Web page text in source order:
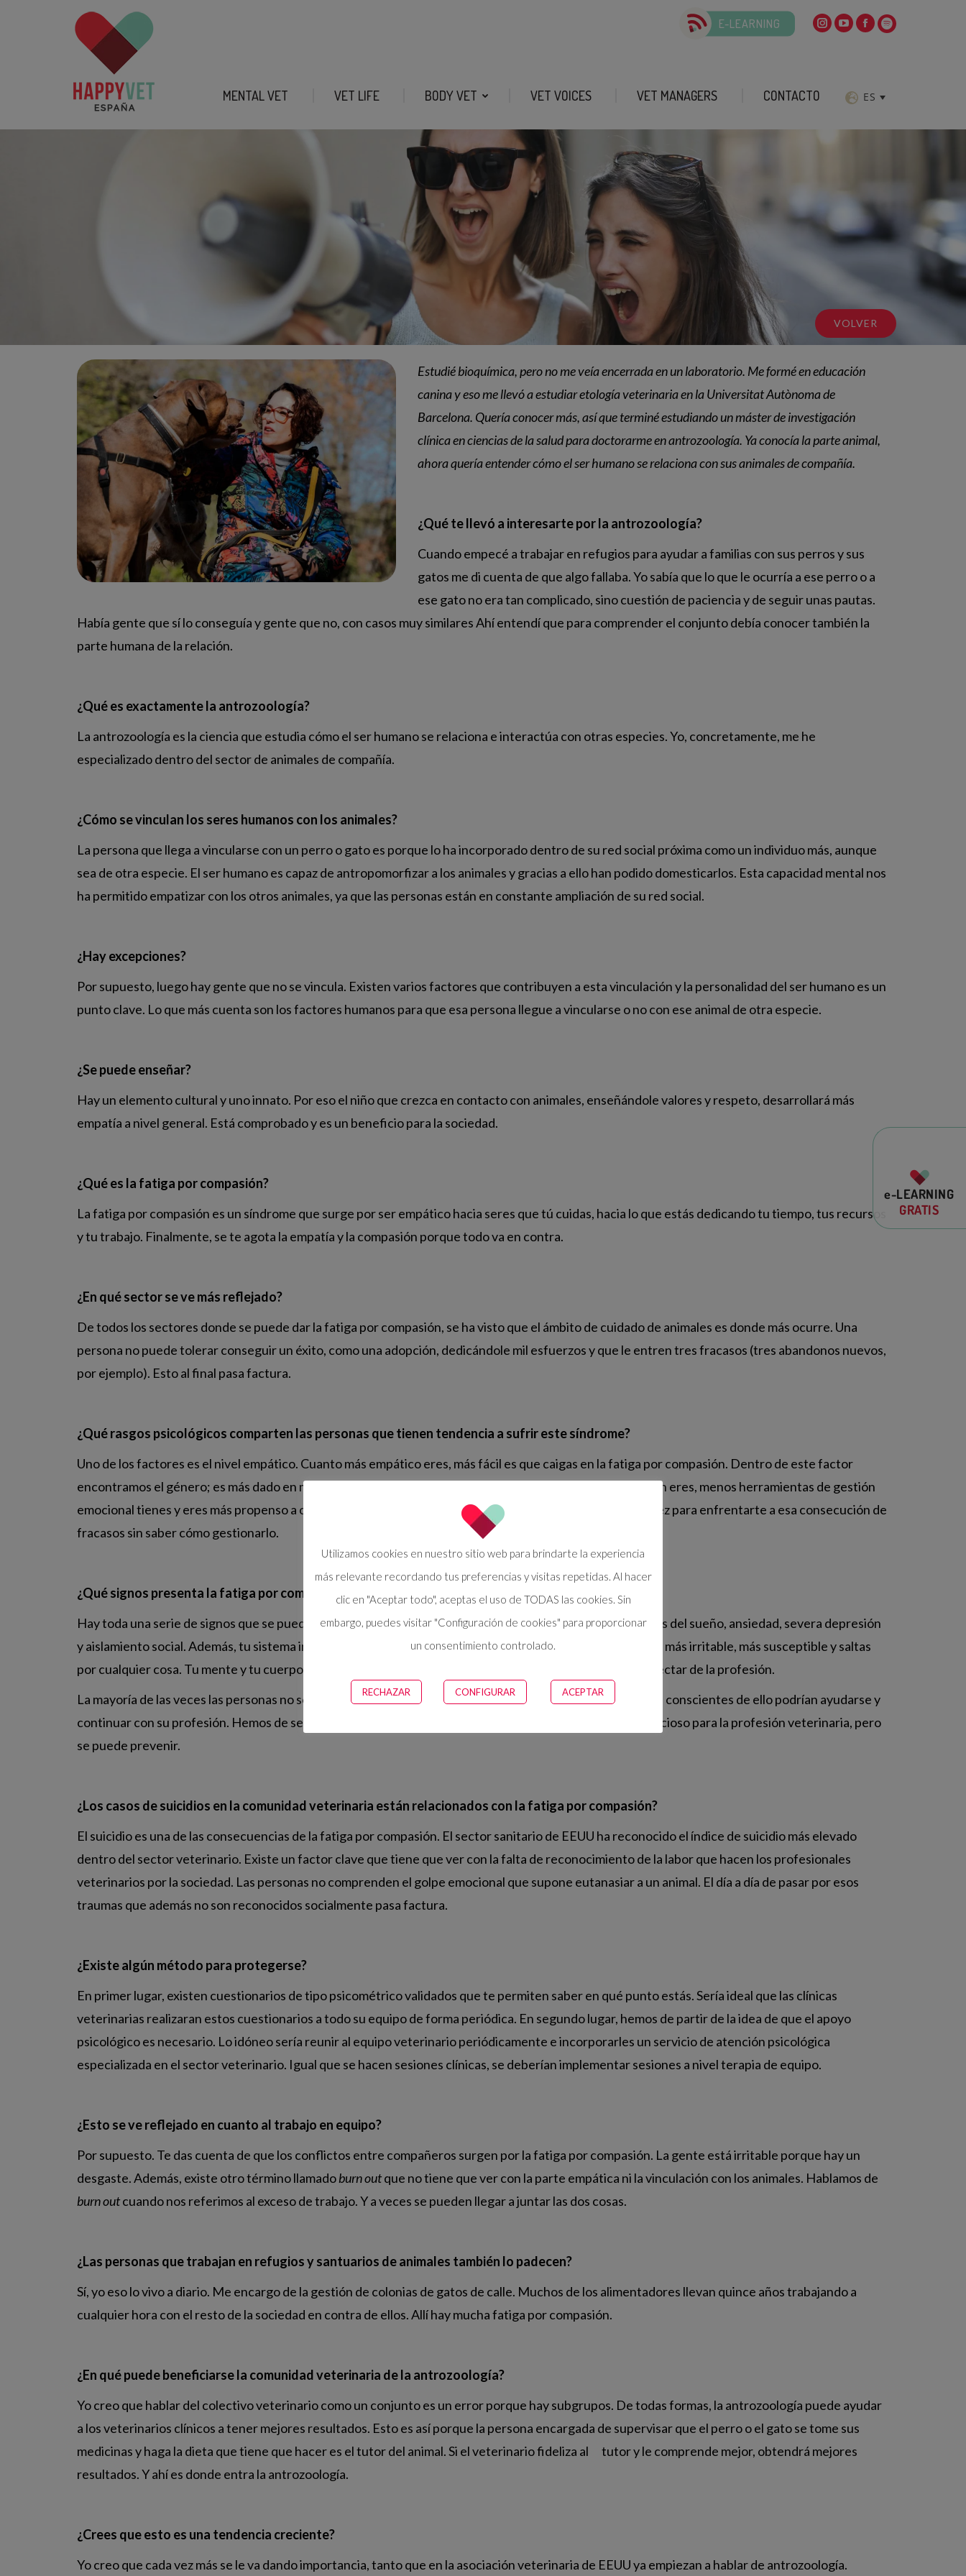
e-LEARNING
GRATIS
E-LEARNING
MENTAL VET VET LIFE BODY VET VET VOICES VET MANAGERS CONTACTO ES
VOLVER
Estudié bioquímica, pero no me veía encerrada en un laboratorio. Me formé en educación
canina y eso me llevó a estudiar etología veterinaria en la Universitat Autònoma de
Barcelona. Quería conocer más, así que terminé estudiando un máster de investigación
clínica en ciencias de la salud para doctorarme en antrozoología. Ya conocía la parte animal,
ahora quería entender cómo el ser humano se relaciona con sus animales de compañía.
¿Qué te llevó a interesarte por la antrozoología?
Cuando empecé a trabajar en refugios para ayudar a familias con sus perros y sus
gatos me di cuenta de que algo fallaba. Yo sabía que lo que le ocurría a ese perro o a
ese gato no era tan complicado, sino cuestión de paciencia y de seguir unas pautas.
Había gente que sí lo conseguía y gente que no, con casos muy similares Ahí entendí que para comprender el conjunto debía conocer también la
parte humana de la relación.
¿Qué es exactamente la antrozoología?
La antrozoología es la ciencia que estudia cómo el ser humano se relaciona e interactúa con otras especies. Yo, concretamente, me he
especializado dentro del sector de animales de compañía.
¿Cómo se vinculan los seres humanos con los animales?
La persona que llega a vincularse con un perro o gato es porque lo ha incorporado dentro de su red social próxima como un individuo más, aunque
sea de otra especie. El ser humano es capaz de antropomorfizar a los animales y gracias a ello han podido domesticarlos. Esta capacidad mental nos
ha permitido empatizar con los otros animales, ya que las personas están en constante ampliación de su red social.
¿Hay excepciones?
Por supuesto, luego hay gente que no se vincula. Existen varios factores que contribuyen a esta vinculación y la personalidad del ser humano es un
punto clave. Lo que más cuenta son los factores humanos para que esa persona llegue a vincularse o no con ese animal de otra especie.
¿Se puede enseñar?
Hay un elemento cultural y uno innato. Por eso el niño que crezca en contacto con animales, enseñándole valores y respeto, desarrollará más
empatía a nivel general. Está comprobado y es un beneficio para la sociedad.
¿Qué es la fatiga por compasión?
La fatiga por compasión es un síndrome que surge por ser empático hacia seres que tú cuidas, hacia lo que estás dedicando tu tiempo, tus recursos
y tu trabajo. Finalmente, se te agota la empatía y la compasión porque todo va en contra.
¿En qué sector se ve más reflejado?
De todos los sectores donde se puede dar la fatiga por compasión, se ha visto que el ámbito de cuidado de animales es donde más ocurre. Una
persona no puede tolerar conseguir un éxito, como una adopción, dedicándole mil esfuerzos y que le entren tres fracasos (tres abandonos nuevos,
por ejemplo). Esto al final pasa factura.
¿Qué rasgos psicológicos comparten las personas que tienen tendencia a sufrir este síndrome?
Uno de los factores es el nivel empático. Cuanto más empático eres, más fácil es que caigas en la fatiga por compasión. Dentro de este factor
encontramos el género; es más dado en mujeres que en hombres. Otro factor es la edad. Cuanto más joven eres, menos herramientas de gestión
emocional tienes y eres más propenso a caer en este síndrome. Simplemente se trata de la falta de madurez para enfrentarte a esa consecución de
fracasos sin saber cómo gestionarlo.
¿Qué signos presenta la fatiga por compasión?
Hay toda una serie de signos que se pueden dar a la vez o no. Los más básicos son la aparición de trastornos del sueño, ansiedad, severa depresión
y aislamiento social. Además, tu sistema inmune baja y te pones enfermo muy a menudo. También, te notas más irritable, más susceptible y saltas
por cualquier cosa. Tu mente y tu cuerpo expresan ese agotamiento emocional llegando incluso a desconectar de la profesión.
La mayoría de las veces las personas no son conscientes de que están pasando por ese síndrome. Si fueran conscientes de ello podrían ayudarse y
continuar con su profesión. Hemos de ser conscientes de que la fatiga por compasión es un enemigo silencioso para la profesión veterinaria, pero
se puede prevenir.
¿Los casos de suicidios en la comunidad veterinaria están relacionados con la fatiga por compasión?
El suicidio es una de las consecuencias de la fatiga por compasión. El sector sanitario de EEUU ha reconocido el índice de suicidio más elevado
dentro del sector veterinario. Existe un factor clave que tiene que ver con la falta de reconocimiento de la labor que hacen los profesionales
veterinarios por la sociedad. Las personas no comprenden el golpe emocional que supone eutanasiar a un animal. El día a día de pasar por esos
traumas que además no son reconocidos socialmente pasa factura.
¿Existe algún método para protegerse?
En primer lugar, existen cuestionarios de tipo psicométrico validados que te permiten saber en qué punto estás. Sería ideal que las clínicas
veterinarias realizaran estos cuestionarios a todo su equipo de forma periódica. En segundo lugar, hemos de partir de la idea de que el apoyo
psicológico es necesario. Lo idóneo sería reunir al equipo veterinario periódicamente e incorporarles un servicio de atención psicológica
especializada en el sector veterinario. Igual que se hacen sesiones clínicas, se deberían implementar sesiones a nivel terapia de equipo.
¿Esto se ve reflejado en cuanto al trabajo en equipo?
Por supuesto. Te das cuenta de que los conflictos entre compañeros surgen por la fatiga por compasión. La gente está irritable porque hay un
desgaste. Además, existe otro término llamadoburn outque no tiene que ver con la parte empática ni la vinculación con los animales. Hablamos de
burn outcuando nos referimos al exceso de trabajo. Y a veces se pueden llegar a juntar las dos cosas.
¿Las personas que trabajan en refugios y santuarios de animales también lo padecen?
Sí, yo eso lo vivo a diario. Me encargo de la gestión de colonias de gatos de calle. Muchos de los alimentadores llevan quince años trabajando a
cualquier hora con el resto de la sociedad en contra de ellos. Allí hay mucha fatiga por compasión.
¿En qué puede beneficiarse la comunidad veterinaria de la antrozoología?
Yo creo que hablar del colectivo veterinario como un conjunto es un error porque hay subgrupos. De todas formas, la antrozoología puede ayudar
a los veterinarios clínicos a tener mejores resultados. Esto es así porque la persona encargada de supervisar que el perro o el gato se tome sus
medicinas y haga la dieta que tiene que hacer es el tutor del animal. Si el veterinario fideliza al tutor y le comprende mejor, obtendrá mejores
resultados. Y ahí es donde entra la antrozoología.
¿Crees que esto es una tendencia creciente?
Yo creo que cada vez más se le va dando importancia, tanto que en la asociación veterinaria de EEUU ya empiezan a hablar de antrozoología.
Utilizamos cookies en nuestro sitio web para brindarte la experiencia
más relevante recordando tus preferencias y visitas repetidas. Al hacer
clic en "Aceptar todo", aceptas el uso de TODAS las cookies. Sin
embargo, puedes visitar "Configuración de cookies" para proporcionar
un consentimiento controlado.
RECHAZAR CONFIGURAR ACEPTAR